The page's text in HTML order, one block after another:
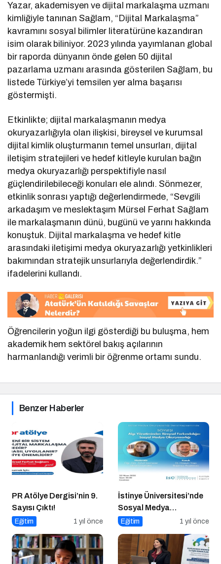
Yazar, akademisyen ve dijital markalaşma uzmanı
kimliğiyle tanınan Sağlam, “Dijital Markalaşma”
kavramını sosyal bilimler literatürüne kazandıran
isim olarak biliniyor. 2023 yılında yayımlanan global
bir raporda dünyanın önde gelen 50 dijital
pazarlama uzmanı arasında gösterilen Sağlam, bu
listede Türkiye’yi temsilen yer alma başarısı
göstermişti.
Etkinlikte; dijital markalaşmanın medya
okuryazarlığıyla olan ilişkisi, bireysel ve kurumsal
dijital kimlik oluşturmanın temel unsurları, dijital
iletişim stratejileri ve hedef kitleyle kurulan bağın
medya okuryazarlığı perspektifiyle nasıl
güçlendirilebileceği konuları ele alındı. Sönmezer,
etkinlik sonrası yaptığı değerlendirmede, “Sevgili
arkadaşım ve meslektaşım Mürsel Ferhat Sağlam
ile markalaşmanın dünü, bugünü ve yarını hakkında
konuştuk. Dijital markalaşma ve hedef kitle
arasındaki iletişimi medya okuryazarlığı yetkinlikleri
bakımından stratejik unsurlarıyla değerlendirdik.”
ifadelerini kullandı.
Öğrencilerin yoğun ilgi gösterdiği bu buluşma, hem
akademik hem sektörel bakış açılarının
harmanlandığı verimli bir öğrenme ortamı sundu.
Benzer Haberler
PR Atölye Dergisi’nin 9.
Sayısı Çıktı!
Eğitim 1 yıl önce
İstinye Üniversitesi’nde
Sosyal Medya
Okuryazarlığına Eleştirel
Yaşa Konuk Oldu
Eğitim 1 yıl önce